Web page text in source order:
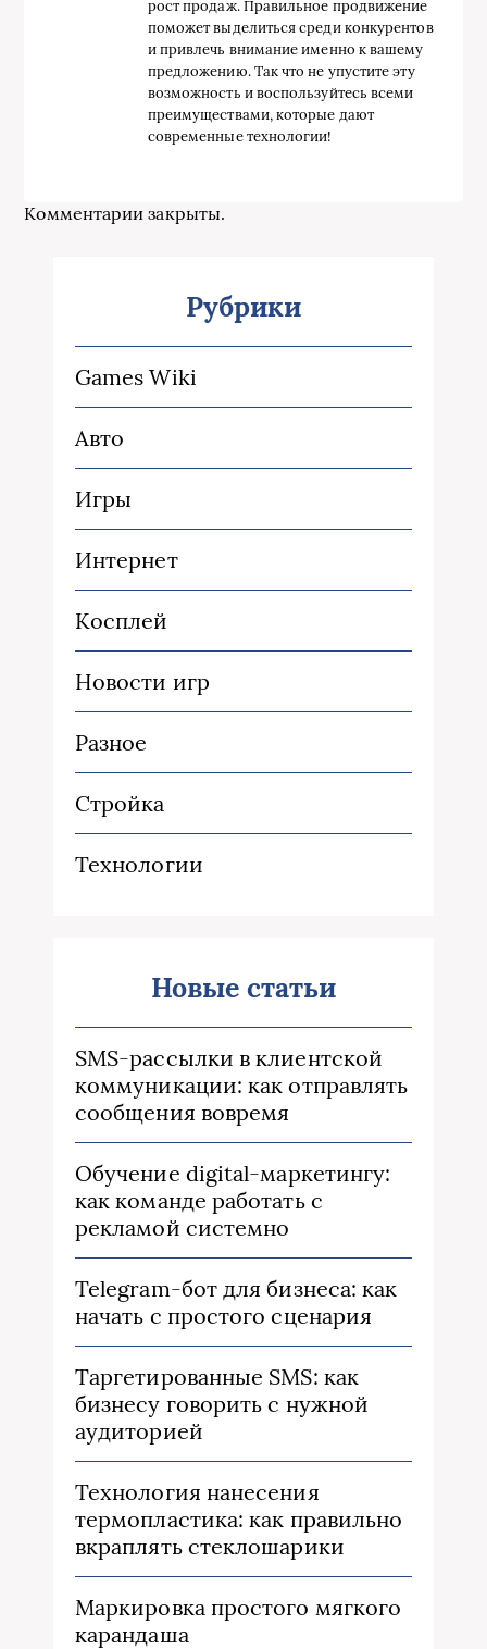
рост продаж. Правильное продвижение
поможет выделиться среди конкурентов
и привлечь внимание именно к вашему
предложению. Так что не упустите эту
возможность и воспользуйтесь всеми
преимуществами, которые дают
современные технологии!
Комментарии закрыты.
Рубрики
Games Wiki
Авто
Игры
Интернет
Косплей
Новости игр
Разное
Стройка
Технологии
Новые статьи
SMS-рассылки в клиентской
коммуникации: как отправлять
сообщения вовремя
Обучение digital-маркетингу:
как команде работать с
рекламой системно
Telegram-бот для бизнеса: как
начать с простого сценария
Таргетированные SMS: как
бизнесу говорить с нужной
аудиторией
Технология нанесения
термопластика: как правильно
вкраплять стеклошарики
Маркировка простого мягкого
карандаша